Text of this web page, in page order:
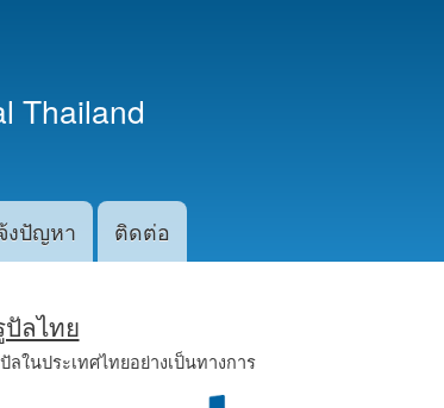
หลัก
Thailand
งปัญหา ติดต่อ
ลไทย
ในประเทศไทยอย่างเป็นทางการ